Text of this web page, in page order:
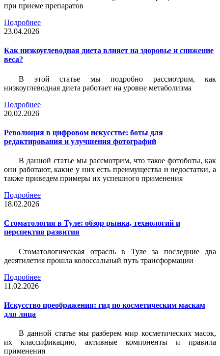
при приеме препаратов
Подробнее
23.04.2026
Как низкоуглеводная диета влияет на здоровье и снижение
веса?
В этой статье мы подробно рассмотрим, как
низкоуглеводная диета работает на уровне метаболизма
Подробнее
20.02.2026
Революция в цифровом искусстве: боты для
редактирования и улучшения фотографий
В данной статье мы рассмотрим, что такое фотоботы, как
они работают, какие у них есть преимущества и недостатки, а
также приведем примеры их успешного применения
Подробнее
18.02.2026
Стоматология в Туле: обзор рынка, технологий и
перспектив развития
Стоматологическая отрасль в Туле за последние два
десятилетия прошла колоссальный путь трансформации
Подробнее
11.02.2026
Искусство преображения: гид по косметическим маскам
для лица
В данной статье мы разберем мир косметических масок,
их классификацию, активные компоненты и правила
применения